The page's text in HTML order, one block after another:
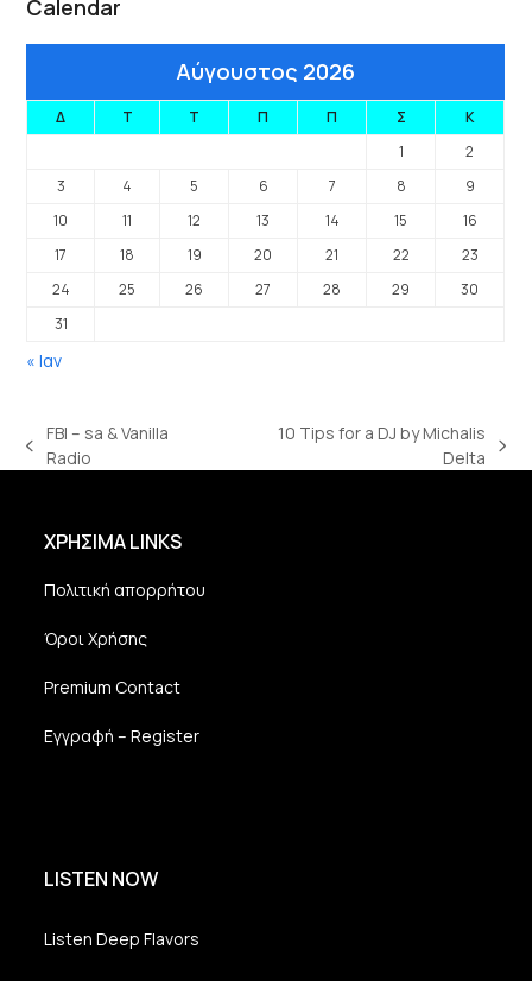
Calendar
Αύγουστος 2026
Δ Τ Τ Π Π Σ
Κ
1
2
3
4 5 6 7 8
9
10
11 12 13 14 15
16
17
18 19 20 21 22
23
24
25 26 27 28 29
30
31
« Ιαν
previous
FBI – sa & Vanilla
Radio
10 Tips for a DJ by Michalis
Delta
ΧΡΗΣΙΜΑ LINKS
Πολιτική απορρήτου
Όροι Χρήσης
Premium Contact
Εγγραφή – Register
LISTEN NOW
Listen Deep Flavors